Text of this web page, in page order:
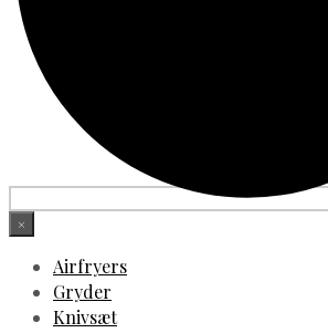
×
Airfryers
Gryder
Knivsæt